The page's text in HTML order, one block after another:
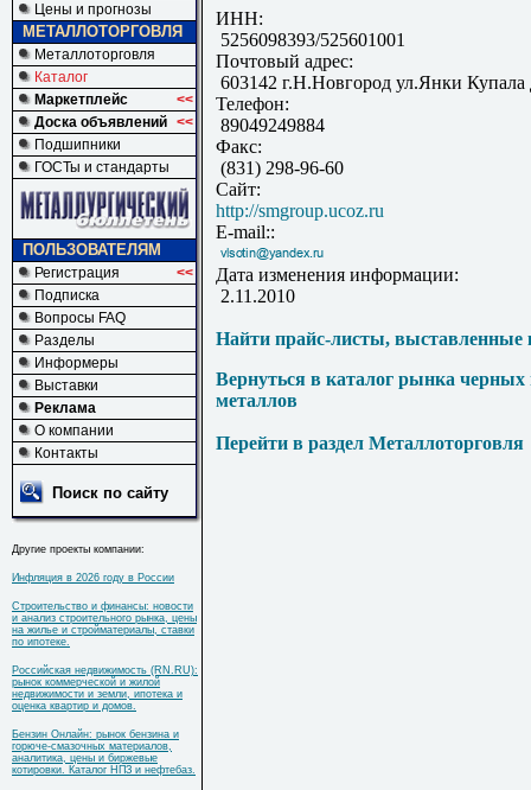
Цены и прогнозы
МЕТАЛЛОТОРГОВЛЯ
Металлоторговля
Каталог
Маркетплейс
<<
Доска объявлений <<
Подшипники
ГОСТы и стандарты
ПОЛЬЗОВАТЕЛЯМ
Регистрация
<<
Подписка
Вопросы FAQ
Разделы
Информеры
Выставки
Реклама
О компании
Контакты
Поиск по сайту
Другие проекты компании:
Инфляция в 2026 году в России
Строительство и финансы: новости
и анализ строительного рынка, цены
на жилье и стройматериалы, ставки
по ипотеке.
Российская недвижимость (RN.RU):
рынок коммерческой и жилой
недвижимости и земли, ипотека и
оценка квартир и домов.
Бензин Онлайн: рынок бензина и
горюче-смазочных материалов,
аналитика, цены и биржевые
котировки. Каталог НПЗ и нефтебаз.
ИНН:
5256098393/525601001
Почтовый адрес:
603142 г.Н.Новгород ул.Янки Купала
Телефон:
89049249884
Факс:
(831) 298-96-60
Сайт:
http://smgroup.ucoz.ru
E-mail::
Дата изменения информации:
2.11.2010
Найти прайс-листы, выставленные
Вернуться в каталог рынка
металлов
Перейти в раздел Металлоторговля